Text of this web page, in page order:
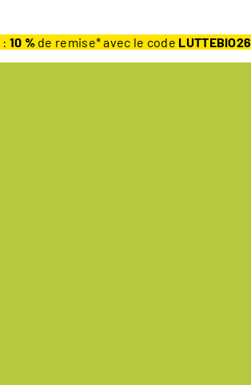
: 10 %de remise* avec le code LUTTEBIO26